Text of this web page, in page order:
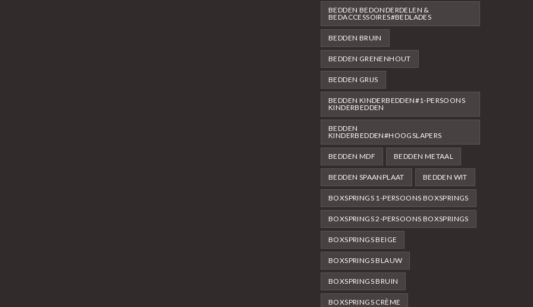
BEDDEN BEDONDERDELEN &
BEDACCESSOIRES#BEDLADES
BEDDEN BRUIN
BEDDEN GRENENHOUT
BEDDEN GRIJS
BEDDEN KINDERBEDDEN#1-PERSOONS
KINDERBEDDEN
BEDDEN
KINDERBEDDEN#HOOGSLAPERS
BEDDEN MDF BEDDEN METAAL
BEDDEN SPAANPLAAT BEDDEN WIT
BOXSPRINGS 1-PERSOONS BOXSPRINGS
BOXSPRINGS 2-PERSOONS BOXSPRINGS
BOXSPRINGS BEIGE
BOXSPRINGS BLAUW
BOXSPRINGS BRUIN
BOXSPRINGS CRÈME